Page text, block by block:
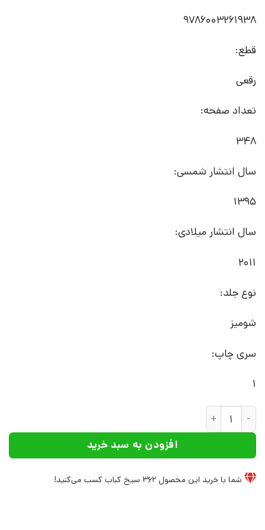
9786003261938
قطع:
رقعی
تعداد صفحه:
348
سال انتشار شمسی:
1395
سال انتشار میلادی:
2011
نوع جلد:
شومیز
سری چاپ:
1
کتاب تابستان در زمستان | انتشارات افراز عدد
افزودن به سبد خرید
شما با خرید این محصول 362 سیخ کباب کسب می‌کنید!